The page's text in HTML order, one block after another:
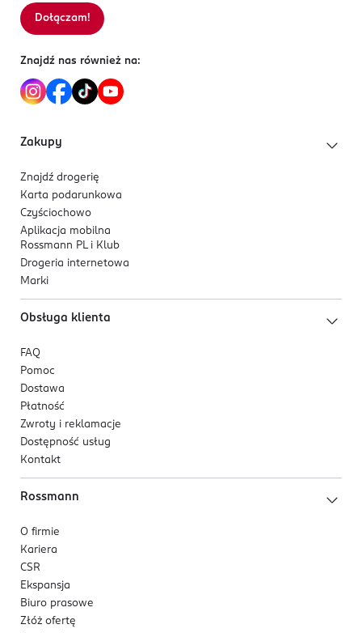
Sortowanie wg
Dołączam!
Znajdź nas również na:
Zakupy
Znajdź drogerię
Karta podarunkowa
Czyściochowo
Aplikacja mobilna
Rossmann PL i Klub
Drogeria internetowa
Marki
Obsługa klienta
FAQ
Pomoc
Dostawa
Płatność
Zwroty i reklamacje
Dostępność usług
Kontakt
Rossmann
O firmie
Kariera
CSR
Ekspansja
Biuro prasowe
Złóż ofertę